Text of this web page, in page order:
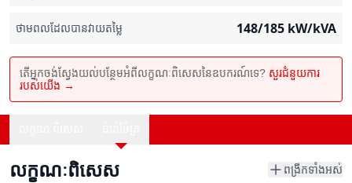
ថាមពលដែលបានវាយតម្លៃ 148/185 kW/kVA
តើអ្នកចង់ស្វែងយល់បន្ថែមអំពីលក្ខណៈពិសេសនៃឧបករណ៍ទេ? សួរជំនួយការ
របស់យើង →
លក្ខណៈពិសេស ពង្រីកទាំងអស់